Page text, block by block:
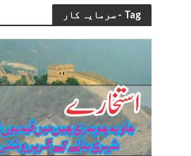
Tag - سرمایہ کار